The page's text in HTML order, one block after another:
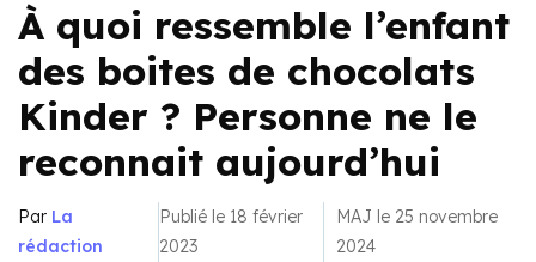
À quoi ressemble l’enfant
des boites de chocolats
Kinder ? Personne ne le
reconnait aujourd’hui
Par La
rédaction
Publié le 18 février
2023
MAJ le 25 novembre
2024